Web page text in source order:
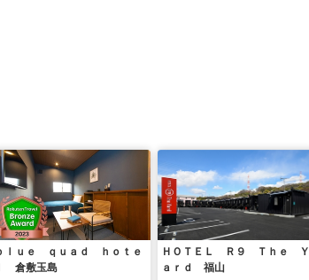
ｌｕｅ ｑｕａｄ ｈｏｔｅ
倉敷玉島
ＨＯＴＥＬ Ｒ９ Ｔｈｅ Ｙ
ａｒｄ 福山